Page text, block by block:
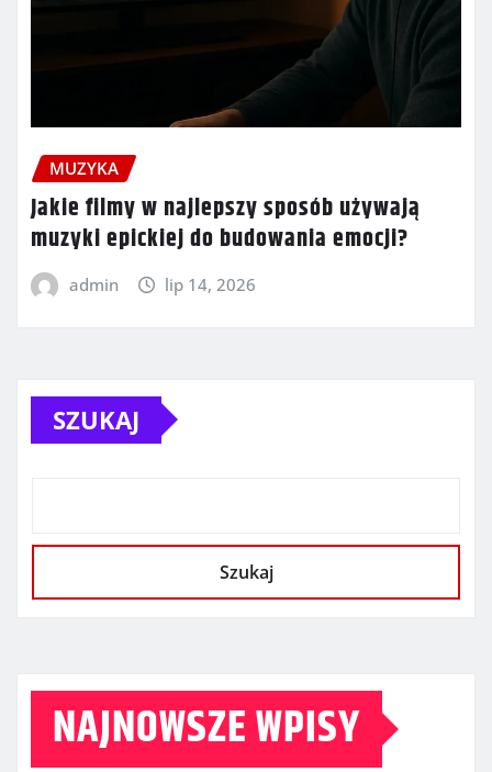
MUZYKA
Jakie filmy w najlepszy sposób używają
muzyki epickiej do budowania emocji?
admin lip 14, 2026
SZUKAJ
Szukaj
NAJNOWSZE WPISY